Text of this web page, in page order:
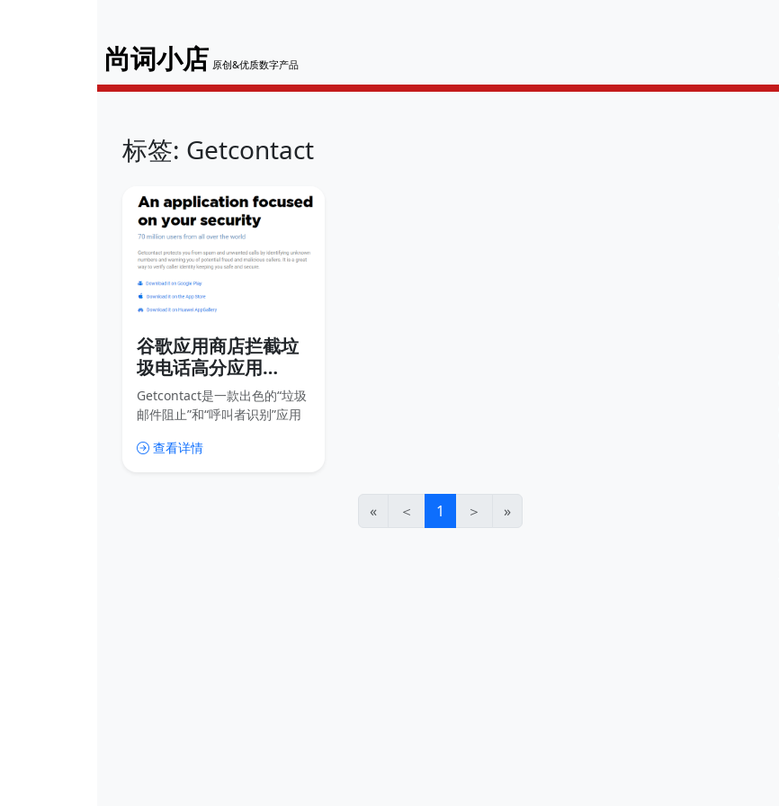
尚词小店 原创&优质数字产品
标签: Getcontact
谷歌应用商店拦截垃
圾电话高分应用
Getcontact
Getcontact是一款出色的“垃圾
邮件阻止”和“呼叫者识别”应用
有38万评论，非常火。其实国
查看详情
« ＜ 1 ＞ »